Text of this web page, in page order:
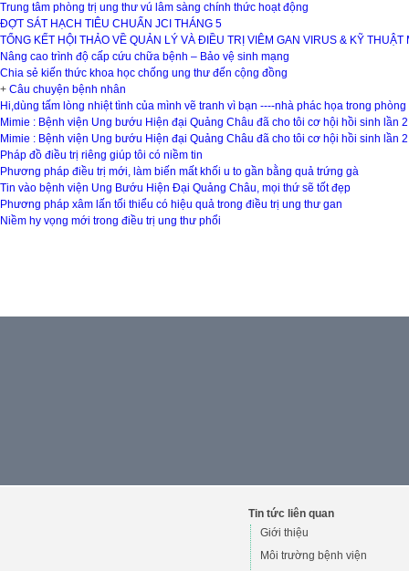
Trung tâm phòng trị ung thư vú lâm sàng chính thức hoạt động
ĐỢT SÁT HẠCH TIÊU CHUẨN JCI THÁNG 5
TỔNG KẾT HỘI THẢO VỀ QUẢN LÝ VÀ ĐIỀU TRỊ VIÊM GAN VIRUS & KỸ
Nâng cao trình độ cấp cứu chữa bệnh – Bảo vệ sinh mạng
Chia sẻ kiến thức khoa học chống ung thư đến cộng đồng
+ Câu chuyện bệnh nhân
Hi,dùng tấm lòng nhiệt tình của mình vẽ tranh vì bạn ----nhà phác họa trong
Mimie : Bệnh viện Ung bướu Hiện đại Quảng Châu đã cho tôi cơ hội hồi sinh lần 2
Mimie : Bệnh viện Ung bướu Hiện đại Quảng Châu đã cho tôi cơ hội hồi sinh lần 2
Pháp đồ điều trị riêng giúp tôi có niềm tin
Phương pháp điều trị mới, làm biến mất khối u to gần bằng quả trứng gà
Tin vào bệnh viện Ung Bướu Hiện Đại Quảng Châu, mọi thứ sẽ tốt đẹp
Phương pháp xâm lấn tối thiểu có hiệu quả trong điều trị ung thư gan
Niềm hy vọng mới trong điều trị ung thư phổi
Tin tức liên quan
Giới thiệu
Môi trường bệnh viện